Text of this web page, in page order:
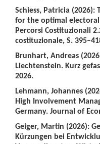
Schiess, Patricia
for the optimal
Percorsi Costituzionali
costituzionale, S.
Brunhart, Andreas
Liechtenstein. Kurz
2026.
Lehmann, Johannes
High Involvement
Germany. Journal of
Geiger, Martin (2026):
Kürzungen bei